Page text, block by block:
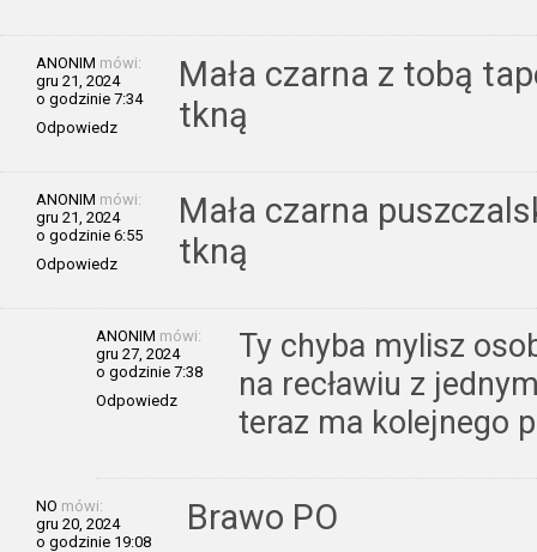
ANONIM mówi:
gru 21, 2024
o godzinie 7:34
Odpowiedz
Mała czarna z tobą
tkną
ANONIM mówi:
gru 21, 2024
o godzinie 6:55
Odpowiedz
Mała czarna
tkną
ANONIM mówi:
gru 27, 2024
o godzinie 7:38
Odpowiedz
Ty chyba mylisz
na recławiu z
teraz ma kolejnego
NO mówi:
gru 20, 2024
o godzinie 19:08
Brawo PO